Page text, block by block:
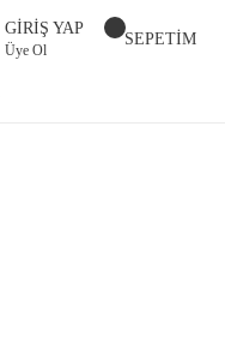
GİRİŞ YAP
Üye Ol
SEPETİM